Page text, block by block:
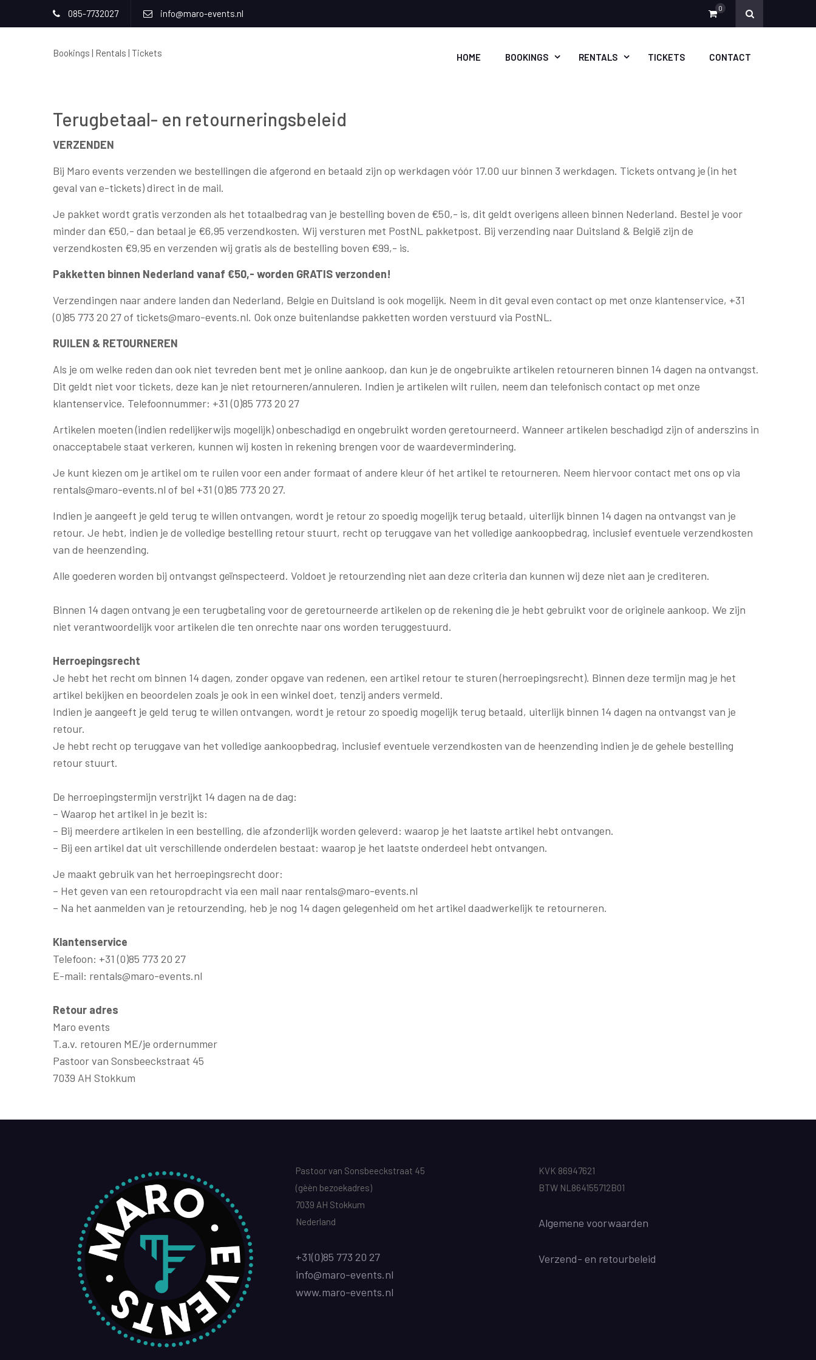
085-7732027 info@maro-events.nl 0
Bookings | Rentals | Tickets HOME BOOKINGS RENTALS TICKETS CONTACT
Terugbetaal- en retourneringsbeleid
VERZENDEN
Bij Maro events verzenden we bestellingen die afgerond en betaald zijn op werkdagen vóór 17.00 uur binnen 3 werkdagen. Tickets ontvang je (in het
geval van e-tickets) direct in de mail.
Je pakket wordt gratis verzonden als het totaalbedrag van je bestelling boven de €50,- is, dit geldt overigens alleen binnen Nederland. Bestel je voor
minder dan €50,- dan betaal je €6,95 verzendkosten. Wij versturen met PostNL pakketpost. Bij verzending naar Duitsland & België zijn de
verzendkosten €9,95 en verzenden wij gratis als de bestelling boven €99,- is.
Pakketten binnen Nederland vanaf €50,- worden GRATIS verzonden!
Verzendingen naar andere landen dan Nederland, Belgie en Duitsland is ook mogelijk. Neem in dit geval even contact op met onze klantenservice, +31
(0)85 773 20 27 of tickets@maro-events.nl. Ook onze buitenlandse pakketten worden verstuurd via PostNL.
RUILEN & RETOURNEREN
Als je om welke reden dan ook niet tevreden bent met je online aankoop, dan kun je de ongebruikte artikelen retourneren binnen 14 dagen na ontvangst.
Dit geldt niet voor tickets, deze kan je niet retourneren/annuleren. Indien je artikelen wilt ruilen, neem dan telefonisch contact op met onze
klantenservice. Telefoonnummer: +31 (0)85 773 20 27
Artikelen moeten (indien redelijkerwijs mogelijk) onbeschadigd en ongebruikt worden geretourneerd. Wanneer artikelen beschadigd zijn of anderszins in
onacceptabele staat verkeren, kunnen wij kosten in rekening brengen voor de waardevermindering.
Je kunt kiezen om je artikel om te ruilen voor een ander formaat of andere kleur óf het artikel te retourneren. Neem hiervoor contact met ons op via
rentals@maro-events.nl of bel +31 (0)85 773 20 27.
Indien je aangeeft je geld terug te willen ontvangen, wordt je retour zo spoedig mogelijk terug betaald, uiterlijk binnen 14 dagen na ontvangst van je
retour. Je hebt, indien je de volledige bestelling retour stuurt, recht op teruggave van het volledige aankoopbedrag, inclusief eventuele verzendkosten
van de heenzending.
Alle goederen worden bij ontvangst geïnspecteerd. Voldoet je retourzending niet aan deze criteria dan kunnen wij deze niet aan je crediteren.
Binnen 14 dagen ontvang je een terugbetaling voor de geretourneerde artikelen op de rekening die je hebt gebruikt voor de originele aankoop. We zijn
niet verantwoordelijk voor artikelen die ten onrechte naar ons worden teruggestuurd.
Herroepingsrecht
Je hebt het recht om binnen 14 dagen, zonder opgave van redenen, een artikel retour te sturen (herroepingsrecht). Binnen deze termijn mag je het
artikel bekijken en beoordelen zoals je ook in een winkel doet, tenzij anders vermeld.
Indien je aangeeft je geld terug te willen ontvangen, wordt je retour zo spoedig mogelijk terug betaald, uiterlijk binnen 14 dagen na ontvangst van je
retour.
Je hebt recht op teruggave van het volledige aankoopbedrag, inclusief eventuele verzendkosten van de heenzending indien je de gehele bestelling
retour stuurt.
De herroepingstermijn verstrijkt 14 dagen na de dag:
– Waarop het artikel in je bezit is:
– Bij meerdere artikelen in een bestelling, die afzonderlijk worden geleverd: waarop je het laatste artikel hebt ontvangen.
– Bij een artikel dat uit verschillende onderdelen bestaat: waarop je het laatste onderdeel hebt ontvangen.
Je maakt gebruik van het herroepingsrecht door:
– Het geven van een retouropdracht via een mail naar rentals@maro-events.nl
– Na het aanmelden van je retourzending, heb je nog 14 dagen gelegenheid om het artikel daadwerkelijk te retourneren.
Klantenservice
Telefoon: +31 (0)85 773 20 27
E-mail: rentals@maro-events.nl
Retour adres
Maro events
T.a.v. retouren ME/je ordernummer
Pastoor van Sonsbeeckstraat 45
7039 AH Stokkum
Pastoor van Sonsbeeckstraat 45
(gèèn bezoekadres)
7039 AH Stokkum
Nederland
+31(0)85 773 20 27
info@maro-events.nl
www.maro-events.nl
KVK 86947621
BTW NL864155712B01
Algemene voorwaarden
Verzend- en retourbeleid